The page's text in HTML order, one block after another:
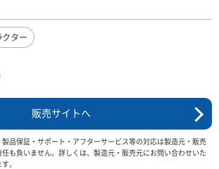
クター
販売サイトへ
品保証・サポート・アフターサービス等の対応は製造元・販売
も負いません。詳しくは、製造元・販売元にお問い合わせいた
。